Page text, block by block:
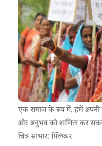
एक समाज के रूप में, हमें अपनी
और अनुभव को शामिल कर
चित्र साभार: फ़्लिकर